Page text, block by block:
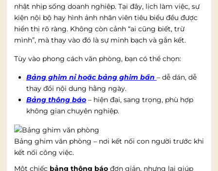
nhật nhịp sống doanh nghiệp. Tại đây, lịch làm việc, sự
kiện nội bộ hay hình ảnh nhân viên tiêu biểu đều được
hiển thị rõ ràng. Không còn cảnh “ai cũng biết, trừ
mình”, mà thay vào đó là sự minh bạch và gắn kết.
Tùy vào phong cách văn phòng, bạn có thể chọn:
Bảng ghim nỉ hoặc bảng ghim bần – dễ dán, dễ
thay đổi nội dung hằng ngày.
Bảng thông báo – hiện đại, sang trọng, phù hợp
không gian chuyên nghiệp.
Bảng ghim văn phòng – nơi kết nối con người trước khi
kết nối công việc.
Một chiếc bảng thông báo đơn giản, nhưng lại giúp